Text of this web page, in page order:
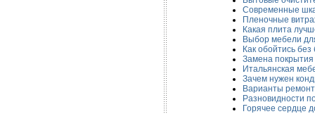
Современные
Пленочные
Какая плита
Выбор мебели
Как обойтись
Замена
Итальянская
Зачем нужен
Варианты
Разновидности
Горячее сердце